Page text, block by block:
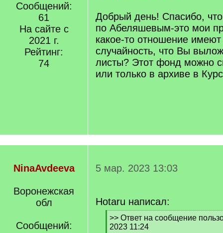
Сообщений:
61
На сайте с
2021 г.
Рейтинг:
74
Добрый день! Спасибо,
по Абеляшевым-это мои
какое-то отношение
случайность, что Вы
листы? Этот фонд можно
или только в архиве в
NinaAvdeeva
Воронежская
обл
Сообщений:
5 мар. 2023 13:03
Hotaru написал:
[
q
>> Ответ на сообщение
2023 11:24